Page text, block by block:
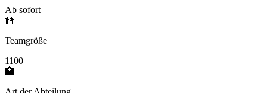
Ab sofort
👫
Teamgröße
1100
🏥